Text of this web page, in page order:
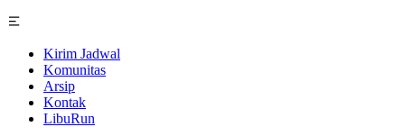
Kirim Jadwal
Komunitas
Arsip
Kontak
LibuRun